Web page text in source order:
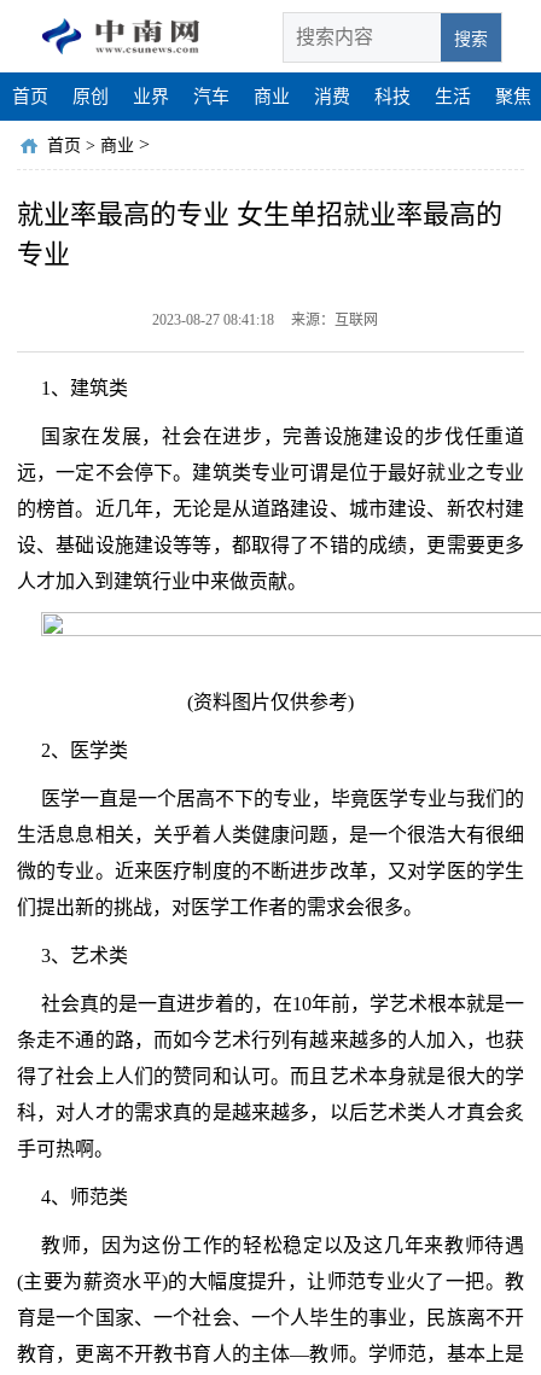
搜索
首页 原创 业界 汽车 商业 消费 科技 生活 聚焦
首页 > 商业 >
就业率最高的专业 女生单招就业率最高的
专业
2023-08-27 08:41:18 来源：互联网
1、建筑类
国家在发展，社会在进步，完善设施建设的步伐任重道
远，一定不会停下。建筑类专业可谓是位于最好就业之专业
的榜首。近几年，无论是从道路建设、城市建设、新农村建
设、基础设施建设等等，都取得了不错的成绩，更需要更多
人才加入到建筑行业中来做贡献。
(资料图片仅供参考)
2、医学类
医学一直是一个居高不下的专业，毕竟医学专业与我们的
生活息息相关，关乎着人类健康问题，是一个很浩大有很细
微的专业。近来医疗制度的不断进步改革，又对学医的学生
们提出新的挑战，对医学工作者的需求会很多。
3、艺术类
社会真的是一直进步着的，在10年前，学艺术根本就是一
条走不通的路，而如今艺术行列有越来越多的人加入，也获
得了社会上人们的赞同和认可。而且艺术本身就是很大的学
科，对人才的需求真的是越来越多，以后艺术类人才真会炙
手可热啊。
4、师范类
教师，因为这份工作的轻松稳定以及这几年来教师待遇
(主要为薪资水平)的大幅度提升，让师范专业火了一把。教
育是一个国家、一个社会、一个人毕生的事业，民族离不开
教育，更离不开教书育人的主体—教师。学师范，基本上是